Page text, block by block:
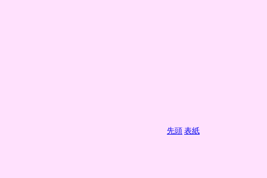
先頭 表紙